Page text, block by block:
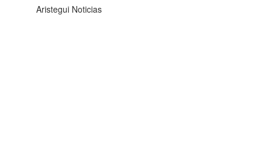
Aristegui Noticias